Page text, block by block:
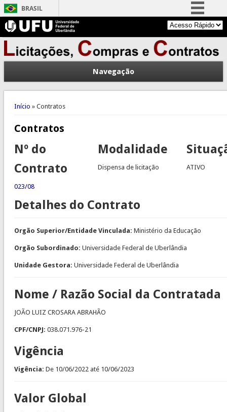
BRASIL
Simplifique!
Comunica BR
Participe
Acesso à informação
Legislação
Navegação
Você está aqui
Início » Contratos
Contratos
Nº do
Contrato
023/08
Modalidade
Dispensa de licitação ATIVO
Detalhes do Contrato
Orgão Superior/Entidade Vinculada: Ministério da Educação
Orgão Subordinado: Universidade Federal de Uberlândia
Unidade Gestora: Universidade Federal de Uberlândia
Nome / Razão Social da Contratada
JOÃO LUIZ CROSARA ABRAHÃO
CPF/CNPJ: 038.071.976-21
Vigência
Vigência: De 10/06/2022até 10/06/2023
Valor Global